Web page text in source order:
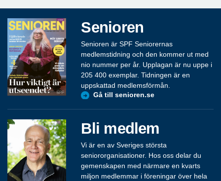
Senioren
Senioren är SPF Seniorernas
medlemstidning och den kommer ut med
nio nummer per år. Upplagan är nu uppe i
205 400 exemplar. Tidningen är en
uppskattad medlemsförmån.
Gå till senioren.se
Bli medlem
Vi är en av Sveriges största
seniororganisationer. Hos oss delar du
gemenskapen med närmare en kvarts
miljon medlemmar i föreningar över hela